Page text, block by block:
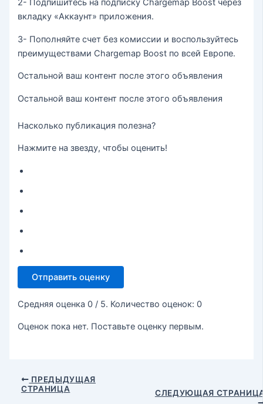
2- Подпишитесь на подписку Chargemap Boost через
вкладку «Аккаунт» приложения.
3- Пополняйте счет без комиссии и воспользуйтесь
преимуществами Chargemap Boost по всей Европе.
Остальной ваш контент после этого объявления
Остальной ваш контент после этого объявления
Насколько публикация полезна?
Нажмите на звезду, чтобы оценить!
Отправить оценку
Средняя оценка 0 / 5. Количество оценок: 0
Оценок пока нет. Поставьте оценку первым.
ПРЕДЫДУЩАЯ
СТРАНИЦА
СЛЕДУЮЩАЯ